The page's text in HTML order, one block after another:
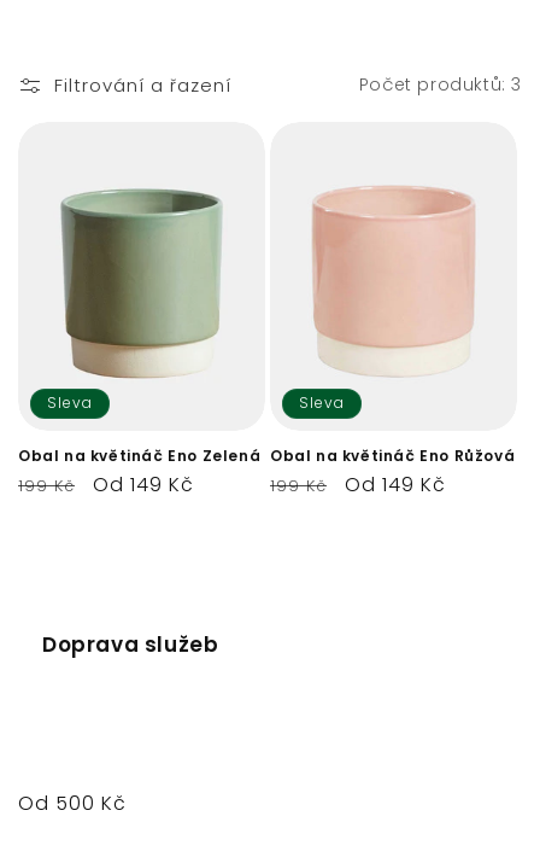
Filtrování a řazení Počet produktů: 3
Sleva
Obal na květináč Eno Zelená
Běžná
199 Kč
Výprodejová
Od 149 Kč
Sleva
Obal na květináč Eno Růžová
Běžná
199 Kč
Výprodejová
Od 149 Kč
Doprava služeb
Běžná
Od 500 Kč